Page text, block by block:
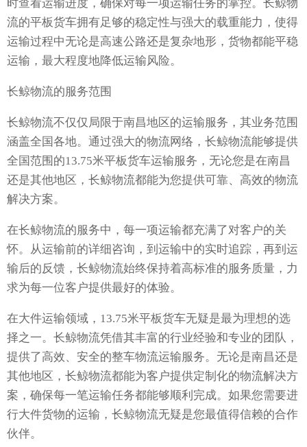
时查看运输进度，确保对每一项运输任务的掌控。长鲸物
流的平板货车拥有足够的稳定性与强大的载重能力，使得
运输过程中无论是高速公路还是复杂地形，货物都能平稳
运输，最大程度地降低运输风险。
长鲸物流的服务范围
长鲸物流不仅仅局限于南昌地区的运输服务，其业务范围
涵盖全国各地。通过强大的物流网络，长鲸物流能够提供
全国范围的13.75米平板货车运输服务，无论您是在南昌
还是其他地区，长鲸物流都能为您提供可靠、高效的物流
解决方案。
在长鲸物流的服务中，每一项运输都充满了对客户的关
怀。从运输前的详细咨询，到运输中的实时追踪，再到运
输后的反馈，长鲸物流始终保持着高标准的服务质量，力
求为每一位客户提供最好的体验。
在大件运输领域，13.75米平板货车无疑是最为理想的选
择之一。长鲸物流凭借其丰富的行业经验和专业的团队，
提供了高效、安全的整车物流运输服务。无论是南昌还是
其他地区，长鲸物流都能为客户提供定制化的物流解决方
案，确保每一笔运输任务都能够顺利完成。如果您需要进
行大件货物的运输，长鲸物流无疑是您最值得信赖的合作
伙伴。